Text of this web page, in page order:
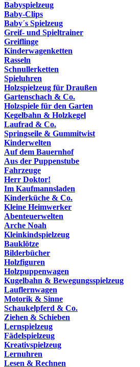
Babyspielzeug
Baby-Clips
Baby´s Spielzeug
Greif- und Spieltrainer
Greiflinge
Kinderwagenketten
Rasseln
Schnullerketten
Spieluhren
Holzspielzeug für Draußen
Gartenschach & Co.
Holzspiele für den Garten
Kegelbahn & Holzkegel
Laufrad & Co.
Springseile & Gummitwist
Kinderwelten
Auf dem Bauernhof
Aus der Puppenstube
Fahrzeuge
Herr Doktor!
Im Kaufmannsladen
Kinderküche & Co.
Kleine Heimwerker
Abenteuerwelten
Arche Noah
Kleinkindspielzeug
Bauklötze
Bilderbücher
Holzfiguren
Holzpuppenwagen
Kugelbahn & Bewegungsspielzeug
Lauflernwagen
Motorik & Sinne
Schaukelpferd & Co.
Ziehen & Schieben
Lernspielzeug
Fädelspielzeug
Kreativspielzeug
Lernuhren
Lesen & Rechnen